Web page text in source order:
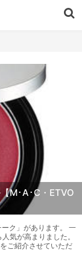
M･A･C・ETVO
ク」があります。 一
気が高まりました。
ご紹介させていただ